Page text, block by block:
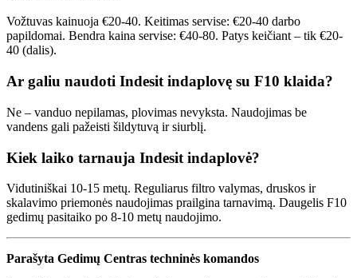
Vožtuvas kainuoja €20-40. Keitimas servise: €20-40 darbo
papildomai. Bendra kaina servise: €40-80. Patys keičiant – tik €20-
40 (dalis).
Ar galiu naudoti Indesit indaplovę su F10 klaida?
Ne – vanduo nepilamas, plovimas nevyksta. Naudojimas be
vandens gali pažeisti šildytuvą ir siurblį.
Kiek laiko tarnauja Indesit indaplovė?
Vidutiniškai 10-15 metų. Reguliarus filtro valymas, druskos ir
skalavimo priemonės naudojimas prailgina tarnavimą. Daugelis F10
gedimų pasitaiko po 8-10 metų naudojimo.
Parašyta Gedimų Centras techninės komandos